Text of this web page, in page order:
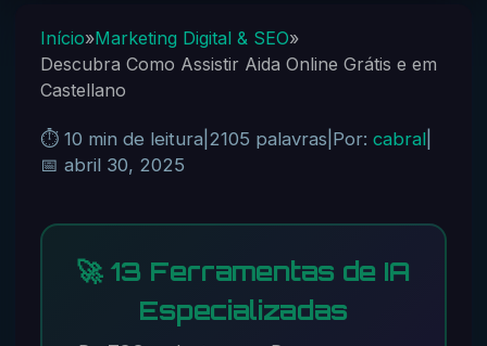
Início»Marketing Digital & SEO»
Descubra Como Assistir Aida Online Grátis e em
Castellano
⏱️ 10 min de leitura 2105 palavras Por: cabral|
📅 abril 30, 2025
🚀 13 Ferramentas de IA
Especializadas